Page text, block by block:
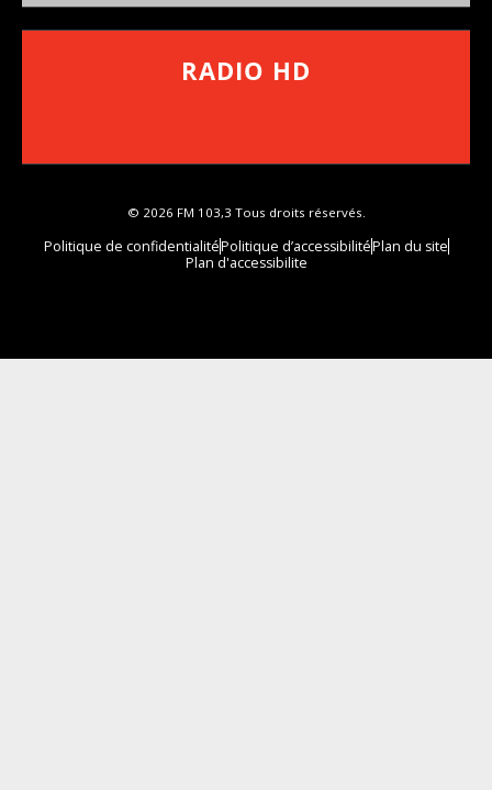
RADIO HD
© 2026 FM 103,3 Tous droits réservés.
Politique de confidentialitéPolitique d’accessibilitéPlan du site
Plan d'accessibilite